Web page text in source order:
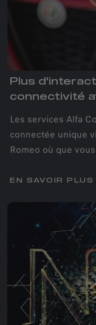
Plus
connectivité
Les services Alfa
connectée unique
Romeo où que
EN SAVOIR PLUS